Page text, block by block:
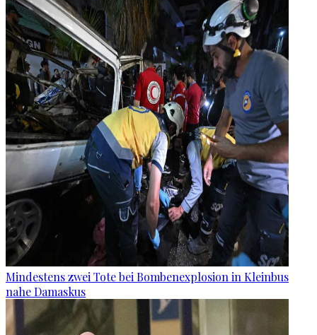
Mindestens zwei Tote bei Bombenexplosion in Kleinbus
nahe Damaskus